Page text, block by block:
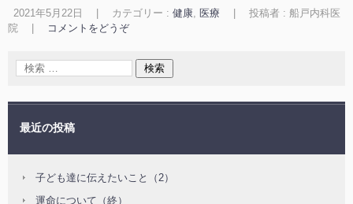
2021年5月22日 カテゴリー : 健康, 医療
投稿者 : 船戸内科医
院
コメントをどうぞ
最近の投稿
子ども達に伝えたいこと（2）
運命について（終）